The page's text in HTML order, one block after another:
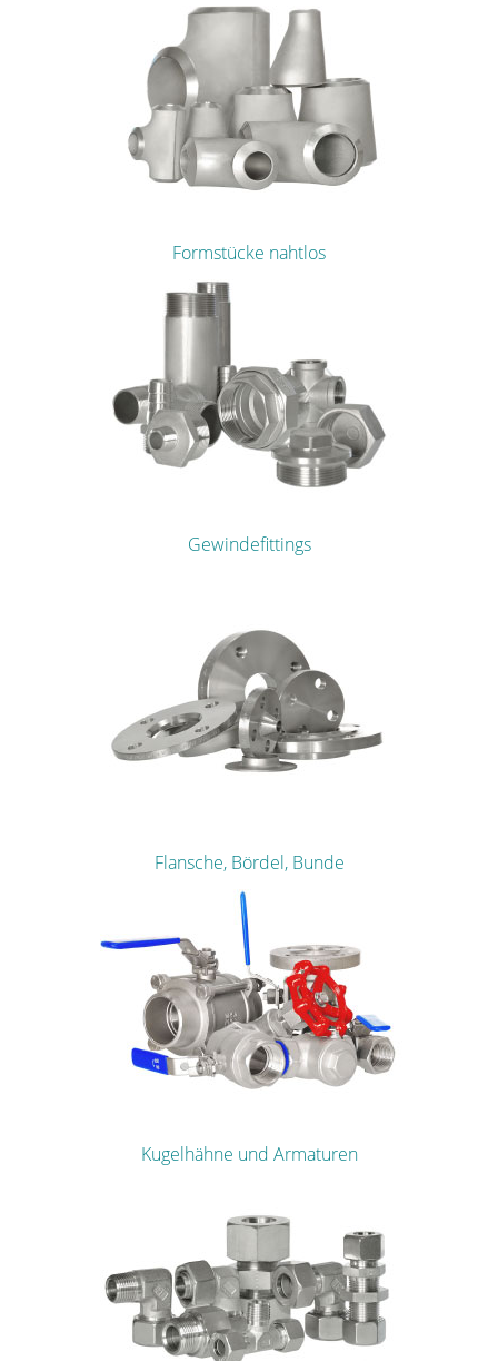
Formstücke nahtlos
Gewindefittings
Flansche, Bördel, Bunde
Kugelhähne und Armaturen